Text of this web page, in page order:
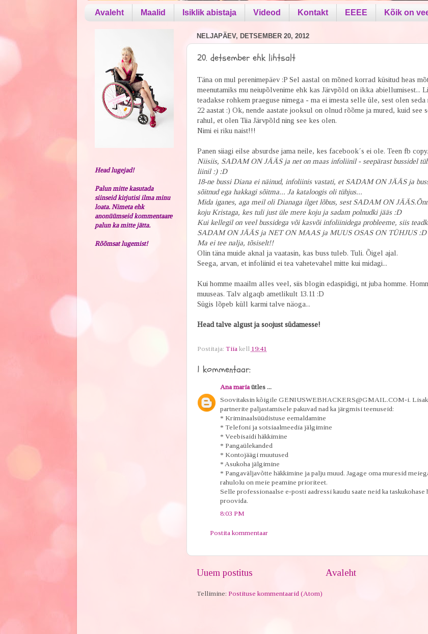
Avaleht Maalid Isiklik abistaja Videod Kontakt EEEE Kõik on
NELJAPÄEV, DETSEMBER 20, 2012
20. detsember ehk lihtsalt
Täna on mul perenimepäev :P Sel aastal on mõned korrad küsitud heas
meenutamiks mu neiupõlvenime ehk kas Järvpõld on ikka abiellumisest...
teadakse rohkem praeguse nimega - ma ei imesta selle üle, sest olen seda
22 aastat :) Ok, nende aastate jooksul on olnud rõõme ja mured, kuid see
rahul, et olen Tiia Järvpõld ning see kes olen.
Nimi ei riku naist!!!
Panen siiagi eilse absurdse jama neile, kes facebook´s ei ole. Teen fb
Niisiis, SADAM ON JÄÄS ja net on maas infoliinil - seepärast bussidel
liinil :) :D
18-ne bussi Diana ei näinud, infoliinis vastati, et SADAM ON JÄÄS ja
sõitnud ega hakkagi sõitma... Ja kataloogis oli tühjus...
Mida iganes, aga meil oli Dianaga ilget lõbus, sest SADAM ON
koju Kristaga, kes tuli just üle mere koju ja sadam polnudki jääs :D
Kui kellegil on veel bussidega või kasvõi infoliinidega probleeme, siis
SADAM ON JÄÄS ja NET ON MAAS ja MUUS OSAS ON TÜHJUS :D
Ma ei tee nalja, tõsiselt!!
Olin täna muide aknal ja vaatasin, kas buss tuleb. Tuli. Õigel ajal.
Seega, arvan, et infoliinid ei tea vahetevahel mitte kui midagi...
Kui homme maailm alles veel, siis blogin edaspidigi, nt juba homme.
muuseas. Talv algaqb ametlikult 13.11 :D
Sügis lõpeb küll karmi talve näoga...
Head talve algust ja soojust südamesse!
Postitaja: Tiia kell 19:41
1 kommentaar:
Ana mariaütles ...
Soovitaksin kõigile GENIUSWEBHACKERS@GMAIL.COM-i.
partnerite paljastamisele pakuvad nad ka järgmisi teenuseid:
* Kriminaalsüüdistuse eemaldamine
* Telefoni ja sotsiaalmeedia jälgimine
* Veebisaidi häkkimine
* Pangaülekanded
* Kontojäägi muutused
* Asukoha jälgimine
* Pangaväljavõtte häkkimine ja palju muud. Jagage oma muresid
rahulolu on meie peamine prioriteet.
Selle professionaalse e-posti aadressi kaudu saate neid ka taskukohase
proovida.
8:03 PM
Postita kommentaar
Uuem postitus Avaleht
Tellimine: Postituse kommentaarid (Atom)
Head lugejad!
Palun mitte kasutada
siinseid kirjutisi ilma minu
loata. Nimeta ehk
anonüümseid kommentaare
palun ka mitte jätta.
Rõõmsat lugemist!